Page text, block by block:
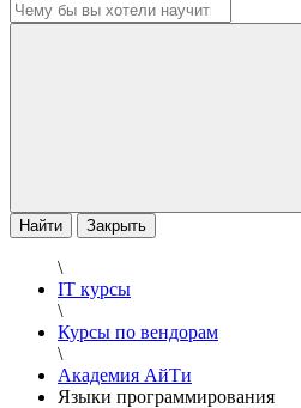
Найти Закрыть
\
IT курсы
\
Курсы по вендорам
\
Академия АйТи
Языки программирования